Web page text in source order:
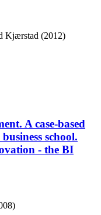
Kjærstad (2012)
A case-based
school.
- the BI